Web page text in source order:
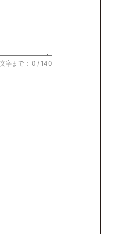
字まで：0 / 140